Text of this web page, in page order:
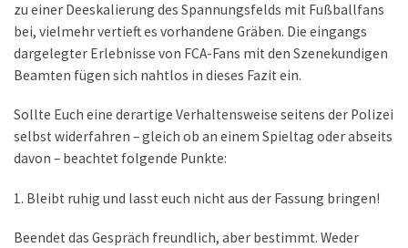
zu einer Deeskalierung des Spannungsfelds mit Fußballfans
bei, vielmehr vertieft es vorhandene Gräben. Die eingangs
dargelegter Erlebnisse von FCA-Fans mit den Szenekundigen
Beamten fügen sich nahtlos in dieses Fazit ein.
Sollte Euch eine derartige Verhaltensweise seitens der Polizei
selbst widerfahren – gleich ob an einem Spieltag oder abseits
davon – beachtet folgende Punkte:
1. Bleibt ruhig und lasst euch nicht aus der Fassung bringen!
Beendet das Gespräch freundlich, aber bestimmt. Weder